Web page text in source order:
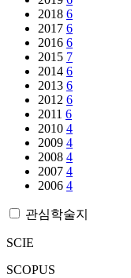
2018 6
2017 6
2016 6
2015 7
2014 6
2013 6
2012 6
2011 6
2010 4
2009 4
2008 4
2007 4
2006 4
관심학술지
SCIE
SCOPUS